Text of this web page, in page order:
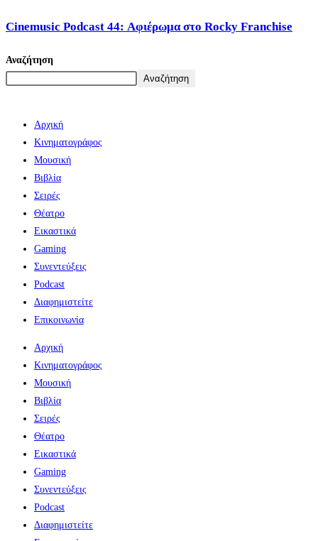
Cinemusic Podcast 44: Αφιέρωμα στο Rocky Franchise
Αναζήτηση
Αναζήτηση
Αρχική
Κινηματογράφος
Μουσική
Βιβλία
Σειρές
Θέατρο
Εικαστικά
Gaming
Συνεντεύξεις
Podcast
Διαφημιστείτε
Επικοινωνία
Αρχική
Κινηματογράφος
Μουσική
Βιβλία
Σειρές
Θέατρο
Εικαστικά
Gaming
Συνεντεύξεις
Podcast
Διαφημιστείτε